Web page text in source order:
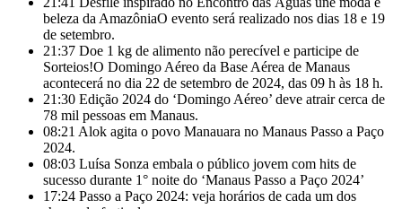
beleza da AmazôniaO evento será realizado nos dias 18 e 19
de setembro.
21:37 Doe 1 kg de alimento não perecível e participe de
Sorteios!​O Domingo Aéreo da Base Aérea de Manaus
acontecerá no dia 22 de setembro de 2024, das 09 h às 18 h.
21:30 Edição 2024 do ‘Domingo Aéreo’ deve atrair cerca de
78 mil pessoas em Manaus.
08:21 Alok agita o povo Manauara no Manaus Passo a Paço
2024.
08:03 Luísa Sonza embala o público jovem com hits de
sucesso durante 1° noite do ‘Manaus Passo a Paço 2024’
17:24 Passo a Paço 2024: veja horários de cada um dos